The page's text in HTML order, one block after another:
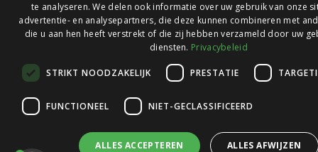
© 2026 Ledlichtdiscounter.nl
op
Webwinkelkeur
te analyseren. We delen ook informatie over uw gebruik van onze
advertentie- en analysepartners, die deze kunnen combineren met
die u aan hen heeft verstrekt of die zij hebben verzameld door uw
diensten. Privacybeleid
STRIKT NOODZAKELIJK PRESTATIE
FUNCTIONEEL NIET-GECLASSIFICEERD
ALLES ACCEPTEREN ALLES AFWIJZEN